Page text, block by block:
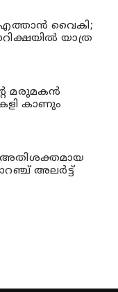
എത്താന്‍ വൈകി;
യാത്ര
മരുമകന്‍
കാണും
അലര്‍ട്ട്